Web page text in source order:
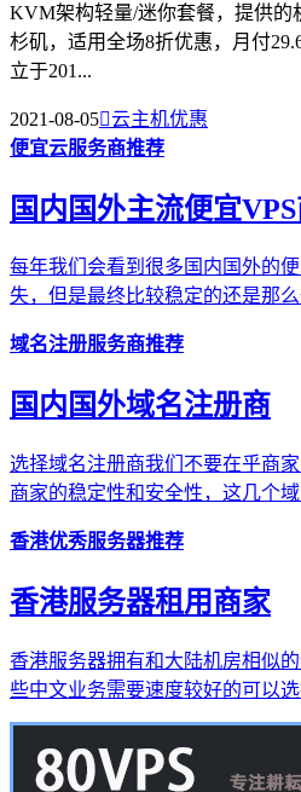
KVM架构轻量/迷你套餐，提供的
杉矶，适用全场8折优惠，月付
立于201...
2021-08-05云主机优惠
便宜云服务商推荐
国内国外主流便宜
每年我们会看到很多国内国外的
失，但是最终比较稳定的还是那
域名注册服务商推荐
国内国外域名注册商
选择域名注册商我们不要在乎商
商家的稳定性和安全性，这几个
香港优秀服务器推荐
香港服务器租用商家
香港服务器拥有和大陆机房相似
些中文业务需要速度较好的可以